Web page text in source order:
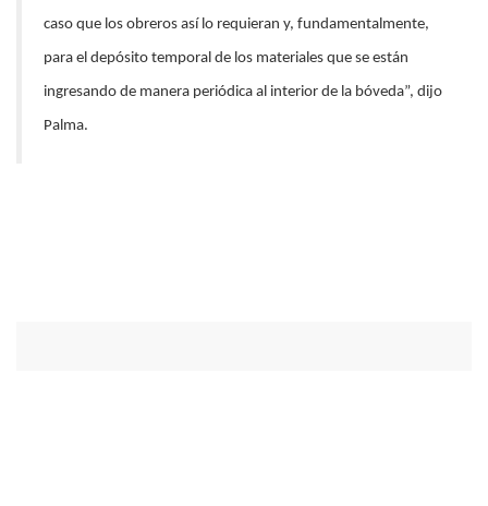
caso que los obreros así lo requieran y, fundamentalmente,
para el depósito temporal de los materiales que se están
ingresando de manera periódica al interior de la bóveda”, dijo
Palma.